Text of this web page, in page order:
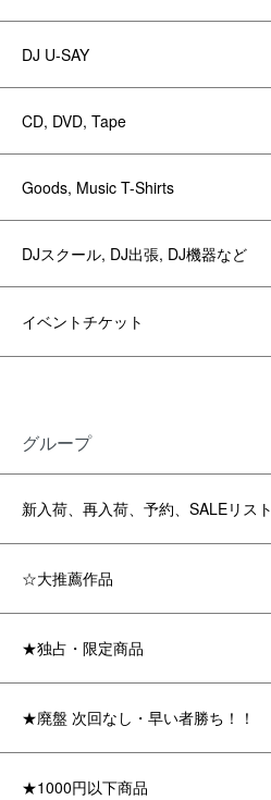
DJ U-SAY
CD, DVD, Tape
Goods, Music T-Shirts
DJスクール, DJ出張, DJ機器など
イベントチケット
グループ
新入荷、再入荷、予約、SALEリスト
☆大推薦作品
★独占・限定商品
★廃盤 次回なし・早い者勝ち！！
★1000円以下商品